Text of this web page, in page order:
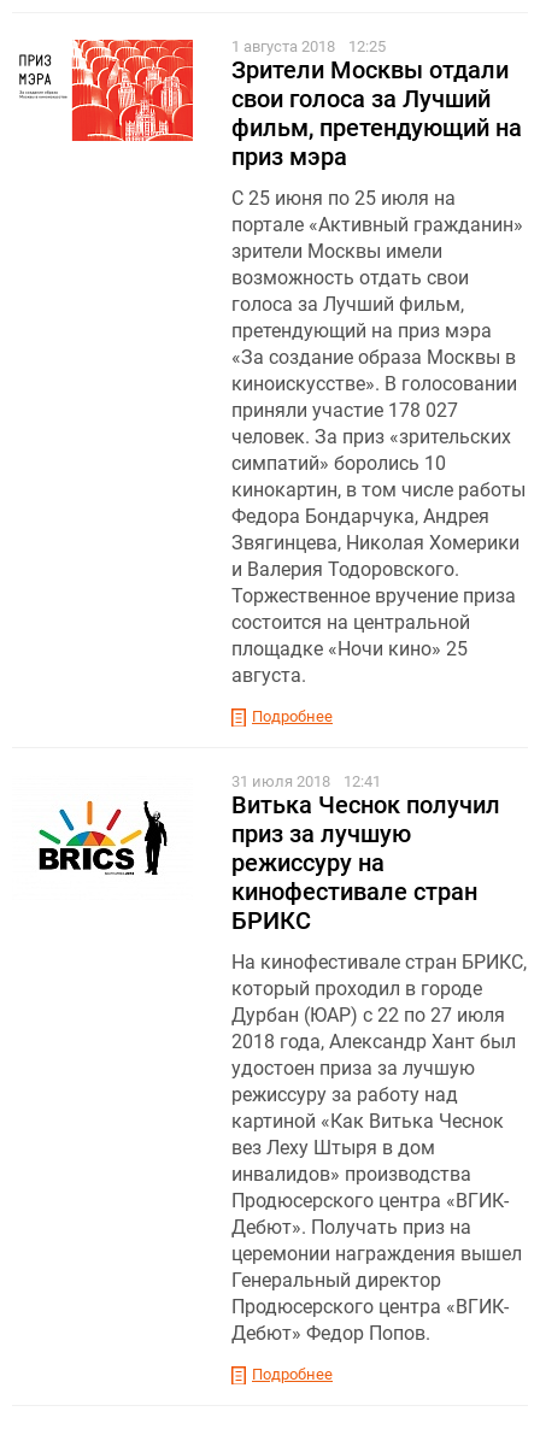
1 августа 2018 12:25
Зрители Москвы отдали
свои голоса за Лучший
фильм, претендующий на
приз мэра
С 25 июня по 25 июля на
портале «Активный гражданин»
зрители Москвы имели
возможность отдать свои
голоса за Лучший фильм,
претендующий на приз мэра
«За создание образа Москвы в
киноискусстве». В голосовании
приняли участие 178 027
человек. За приз «зрительских
симпатий» боролись 10
кинокартин, в том числе работы
Федора Бондарчука, Андрея
Звягинцева, Николая Хомерики
и Валерия Тодоровского.
Торжественное вручение приза
состоится на центральной
площадке «Ночи кино» 25
августа.
Подробнее
31 июля 2018 12:41
Витька Чеснок получил
приз за лучшую
режиссуру на
кинофестивале стран
БРИКС
На кинофестивале стран БРИКС,
который проходил в городе
Дурбан (ЮАР) с 22 по 27 июля
2018 года, Александр Хант был
удостоен приза за лучшую
режиссуру за работу над
картиной «Как Витька Чеснок
вез Леху Штыря в дом
инвалидов» производства
Продюсерского центра «ВГИК-
Дебют». Получать приз на
церемонии награждения вышел
Генеральный директор
Продюсерского центра «ВГИК-
Дебют» Федор Попов.
Подробнее